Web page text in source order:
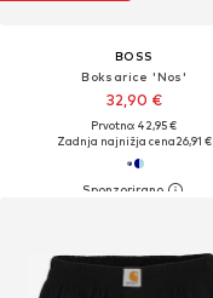
BOSS
Boksarice 'Nos'
32,90 €
Prvotno: 42,95 €
Zadnja najnižja cena26,91 €